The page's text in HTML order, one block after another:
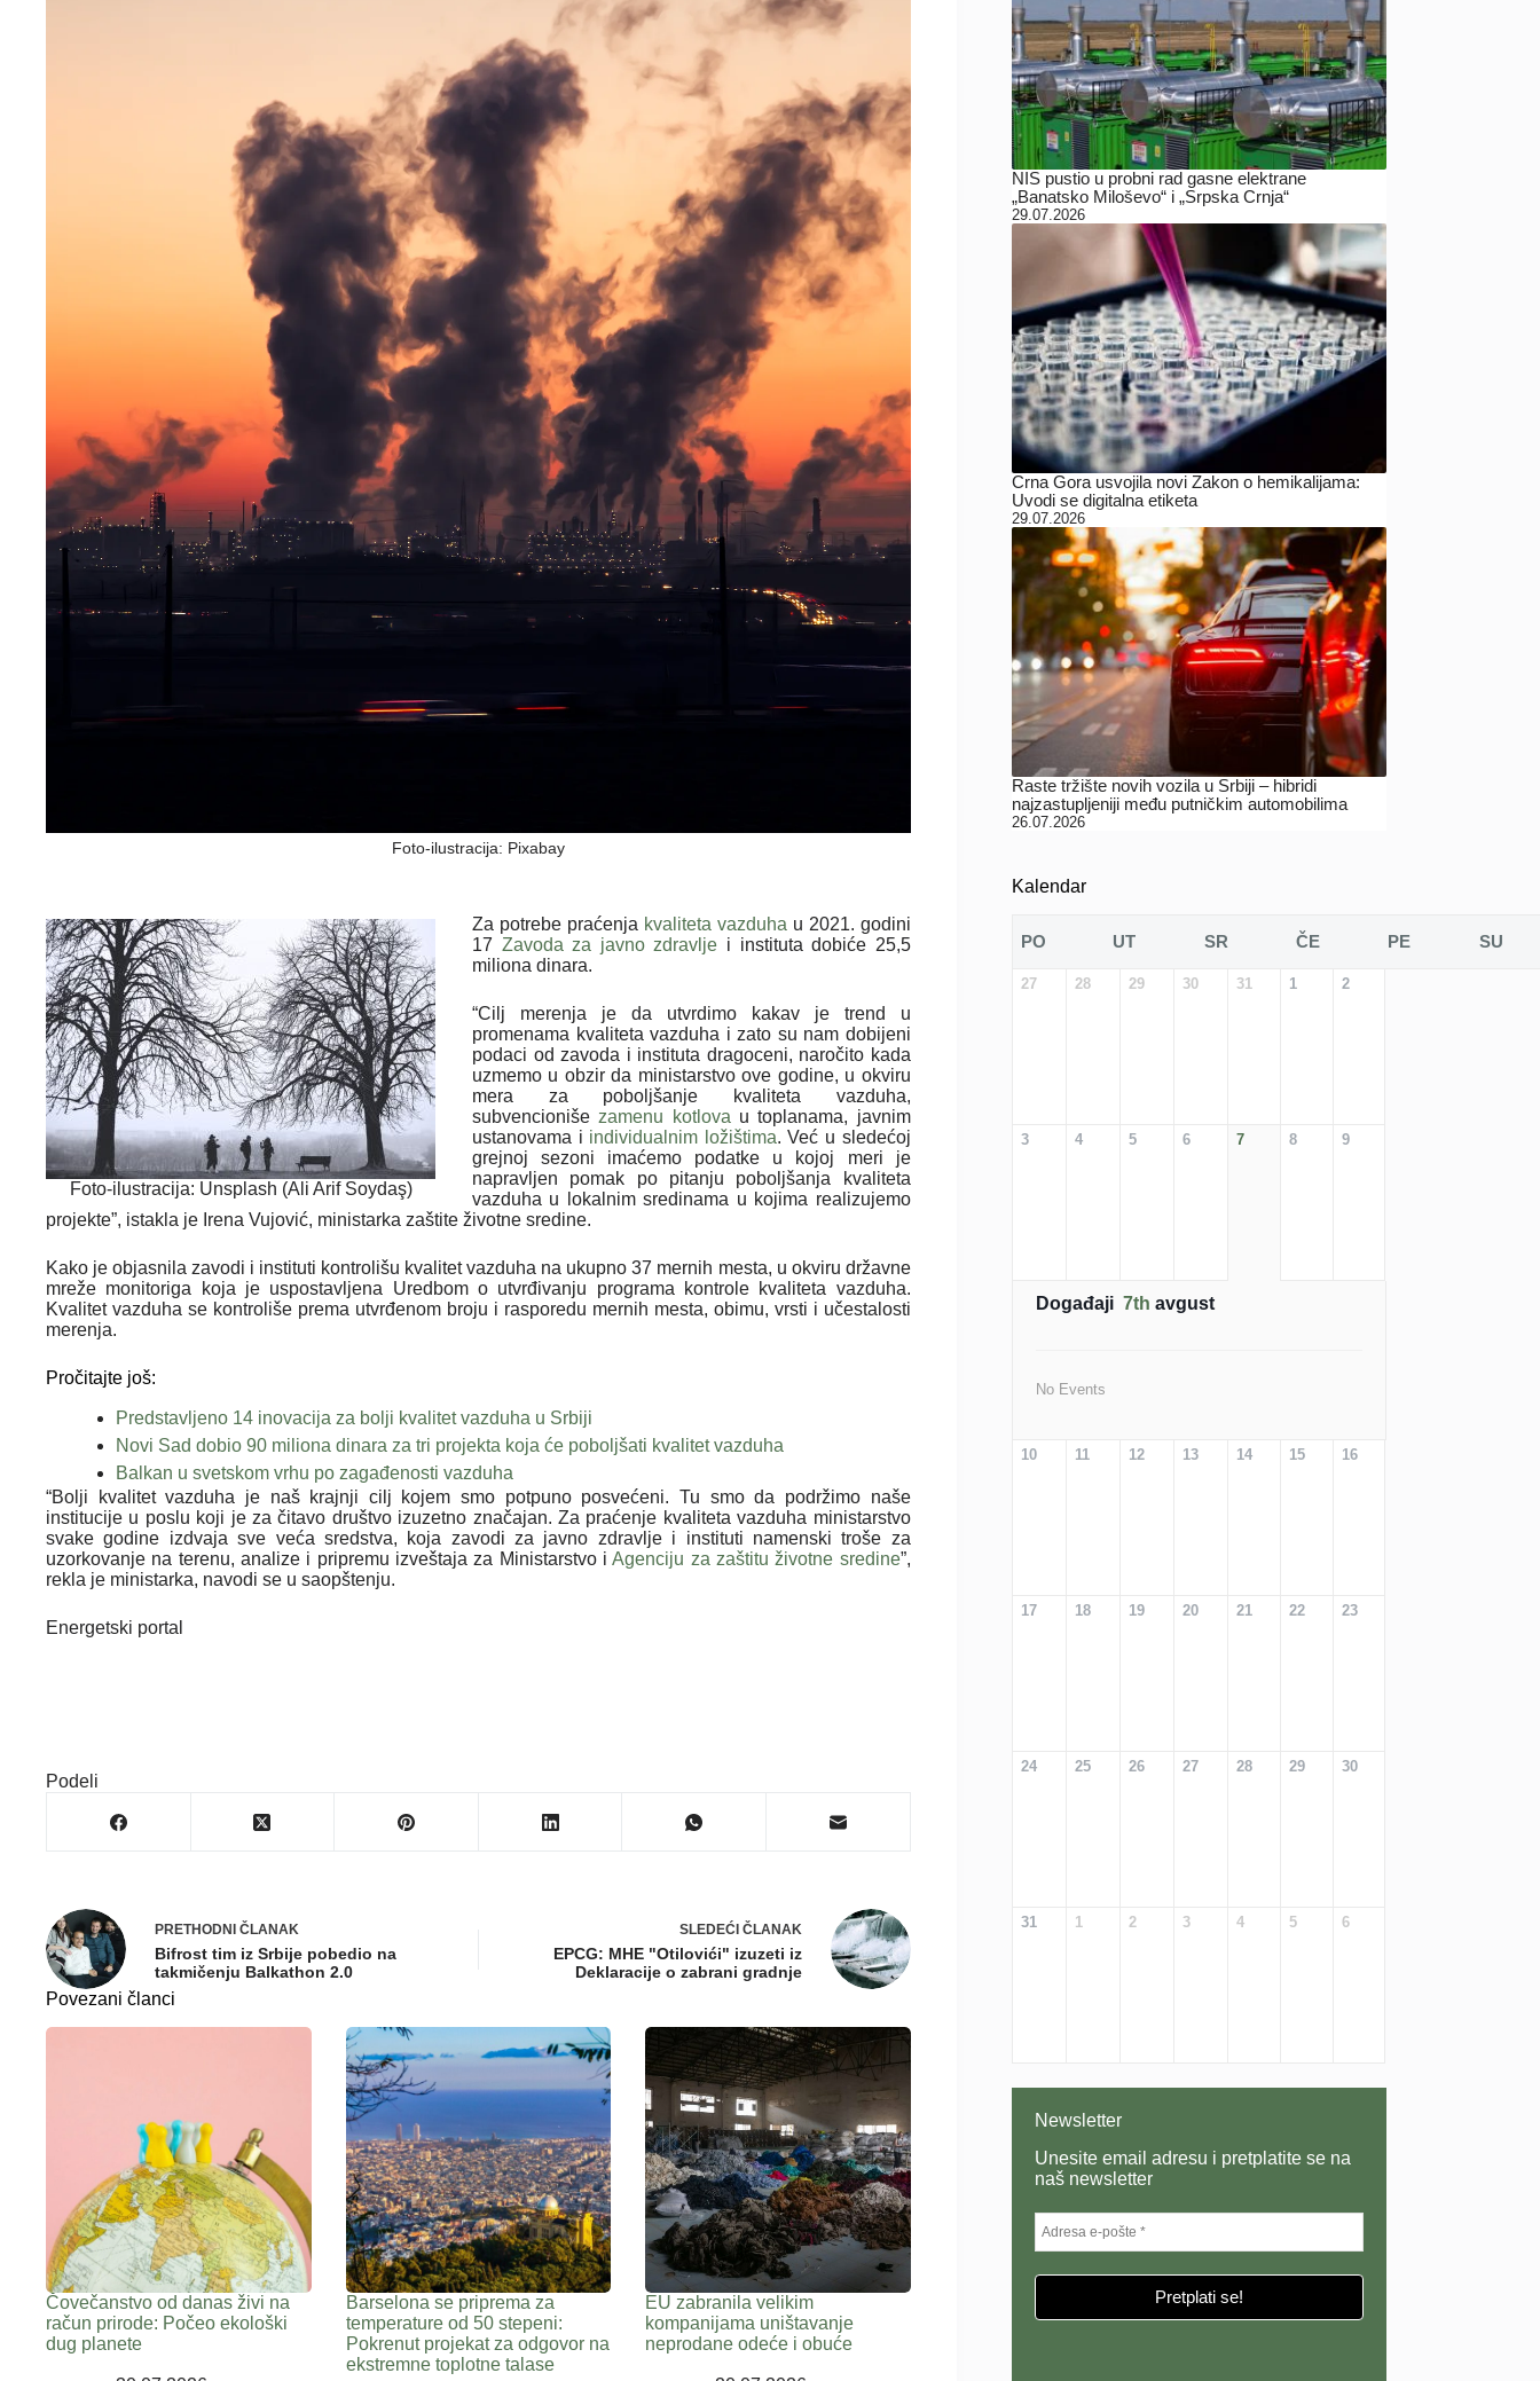
Foto-ilustracija: Pixabay
Foto-ilustracija: Unsplash (Ali Arif Soydaş)
Za potrebe praćenja kvaliteta vazduha u 2021. godini
17 Zavoda za javno zdravlje i instituta dobiće 25,5
miliona dinara.
“Cilj merenja je da utvrdimo kakav je trend u
promenama kvaliteta vazduha i zato su nam dobijeni
podaci od zavoda i instituta dragoceni, naročito kada
uzmemo u obzir da ministarstvo ove godine, u okviru
mera za poboljšanje kvaliteta vazduha,
subvencioniše zamenu kotlova u toplanama, javnim
ustanovama i individualnim ložištima. Već u sledećoj
grejnoj sezoni imaćemo podatke u kojoj meri je
napravljen pomak po pitanju poboljšanja kvaliteta
vazduha u lokalnim sredinama u kojima realizujemo
projekte”, istakla je Irena Vujović, ministarka zaštite životne sredine.
Kako je objasnila zavodi i instituti kontrolišu kvalitet vazduha na ukupno 37 mernih mesta, u okviru državne
mreže monitoriga koja je uspostavljena Uredbom o utvrđivanju programa kontrole kvaliteta vazduha.
Kvalitet vazduha se kontroliše prema utvrđenom broju i rasporedu mernih mesta, obimu, vrsti i učestalosti
merenja.
Pročitajte još:
Predstavljeno 14 inovacija za bolji kvalitet vazduha u Srbiji
Novi Sad dobio 90 miliona dinara za tri projekta koja će poboljšati kvalitet vazduha
Balkan u svetskom vrhu po zagađenosti vazduha
“Bolji kvalitet vazduha je naš krajnji cilj kojem smo potpuno posvećeni. Tu smo da podržimo naše
institucije u poslu koji je za čitavo društvo izuzetno značajan. Za praćenje kvaliteta vazduha ministarstvo
svake godine izdvaja sve veća sredstva, koja zavodi za javno zdravlje i instituti namenski troše za
uzorkovanje na terenu, analize i pripremu izveštaja za Ministarstvo iAgenciju za zaštitu životne sredine”,
rekla je ministarka, navodi se u saopštenju.
Energetski portal
Podeli
PRETHODNI ČLANAK
Bifrost tim iz Srbije pobedio na
takmičenju Balkathon 2.0
SLEDEĆI ČLANAK
EPCG: MHE "Otilovići" izuzeti iz
Deklaracije o zabrani gradnje
Povezani članci
Čovečanstvo od danas živi na
račun prirode: Počeo ekološki
dug planete
Barselona se priprema za
temperature od 50 stepeni:
Pokrenut projekat za odgovor na
ekstremne toplotne talase
EU zabranila velikim
kompanijama uništavanje
neprodane odeće i obuće
NIS pustio u probni rad gasne elektrane
„Banatsko Miloševo“ i „Srpska Crnja“
29.07.2026
Crna Gora usvojila novi Zakon o hemikalijama:
Uvodi se digitalna etiketa
29.07.2026
Raste tržište novih vozila u Srbiji – hibridi
najzastupljeniji među putničkim automobilima
26.07.2026
Kalendar
PO UT SR ČE PE SU
27 28 29 30 31 1 2
3 4 5 6 7 8 9
Događaji 7th avgust
No Events
10 11 12 13 14 15 16
17 18 19 20 21 22 23
24 25 26 27 28 29 30
31 1 2 3 4 5 6
Newsletter
Unesite email adresu i pretplatite se na
naš newsletter